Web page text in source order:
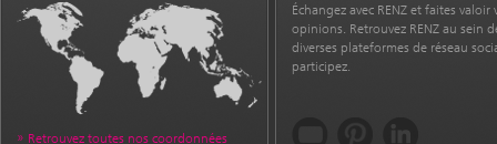
Retrouvez toutes nos coordonnées
Échangez avec RENZ et faites valoir
opinions. Retrouvez RENZ au sein
diverses plateformes de réseau
participez.